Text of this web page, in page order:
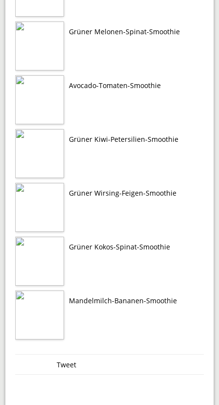
Grüner Melonen-Spinat-Smoothie
Avocado-Tomaten-Smoothie
Grüner Kiwi-Petersilien-Smoothie
Grüner Wirsing-Feigen-Smoothie
Grüner Kokos-Spinat-Smoothie
Mandelmilch-Bananen-Smoothie
Tweet